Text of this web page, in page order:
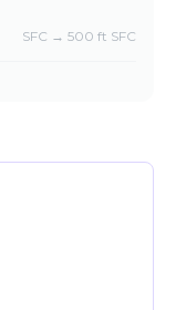
SFC → 500 ft SFC